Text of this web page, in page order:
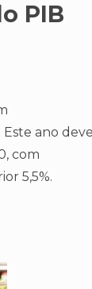
PIB
ano
com
5,5%.